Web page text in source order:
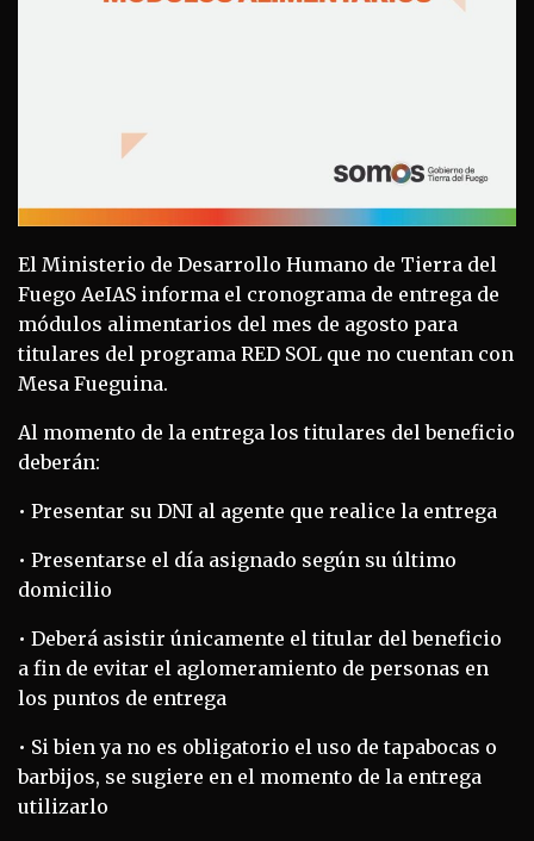
El Ministerio de Desarrollo Humano de Tierra del
Fuego AeIAS informa el cronograma de entrega de
módulos alimentarios del mes de agosto para
titulares del programa RED SOL que no cuentan con
Mesa Fueguina.
Al momento de la entrega los titulares del beneficio
deberán:
• Presentar su DNI al agente que realice la entrega
• Presentarse el día asignado según su último
domicilio
• Deberá asistir únicamente el titular del beneficio
a fin de evitar el aglomeramiento de personas en
los puntos de entrega
• Si bien ya no es obligatorio el uso de tapabocas o
barbijos, se sugiere en el momento de la entrega
utilizarlo